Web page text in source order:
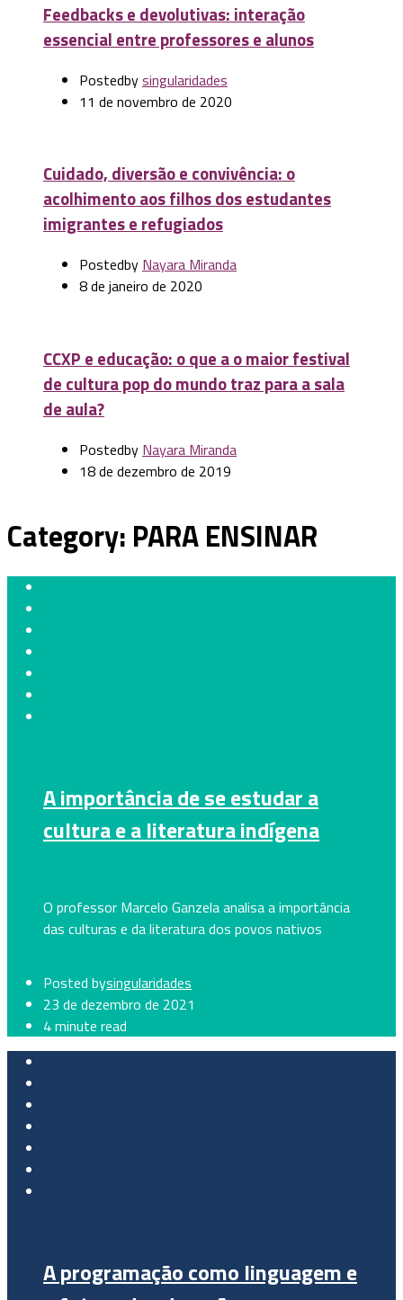
Feedbacks e devolutivas: interação
essencial entre professores e alunos
Postedbysingularidades
11 de novembro de 2020
Cuidado, diversão e convivência: o
acolhimento aos filhos dos estudantes
imigrantes e refugiados
Postedby Nayara Miranda
8 de janeiro de 2020
CCXP e educação: o que a o maior festival
de cultura pop do mundo traz para a sala
de aula?
Postedby Nayara Miranda
18 de dezembro de 2019
Category: PARA ENSINAR
A importância de se estudar a
cultura e a literatura indígena
O professor Marcelo Ganzela analisa a importância
das culturas e da literatura dos povos nativos
Posted bysingularidades
23 de dezembro de 2021
4 minute read
A programação como linguagem e